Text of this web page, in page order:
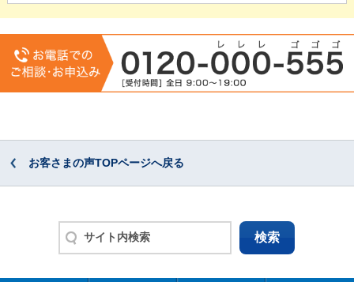
お客さまの声TOPページへ戻る